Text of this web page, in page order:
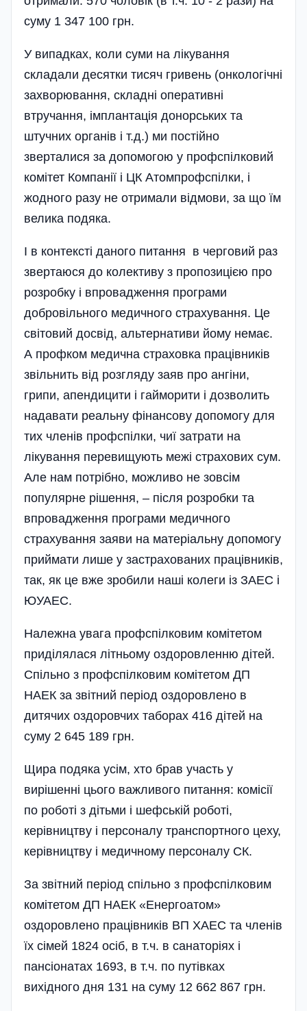
суму 1 347 100 грн.
У випадках, коли суми на лікування
складали десятки тисяч гривень (онкологічні
захворювання, складні оперативні
втручання, імплантація донорських та
штучних органів і т.д.) ми постійно
зверталися за допомогою у профспілковий
комі­тет Компанії і ЦК Атомпрофспілки, і
жодного разу не отримали відмови, за що їм
велика подяка.
І в контексті даного питання в черговий раз
звертаюся до колективу з пропозицією про
розробку і впровадження програми
добровільного медичного страхування. Це
світовий досвід, альтернативи йому немає.
А профком медична страховка працівників
звільнить від розгляду заяв про ангіни,
грипи, апендицити і гайморити і дозволить
надавати реальну фінансову допомогу для
тих членів профспілки, чиї затрати на
лікування перевищують межі страхових сум.
Але нам потрібно, можливо не зовсім
популярне рішення, – після розробки та
впровадження програми медичного
страхування заяви на матеріальну допомогу
приймати лише у застрахованих працівників,
так, як це вже зробили наші колеги із ЗАЕС і
ЮУАЕС.
Належна увага профспілковим комітетом
приділялася літньому оздоровленню дітей.
Спільно з профспілковим комітетом ДП
НАЕК за звітний період оздоровлено в
дитячих оздоровчих таборах 416 дітей на
суму 2 645 189 грн.
Щира подяка усім, хто брав участь у
вирішенні цього важливого питання: комісії
по роботі з дітьми і шефській роботі,
керівництву і персоналу транспортного цеху,
керівництву і медичному персоналу СК.
За звітний період спільно з профспілковим
комітетом ДП НАЕК «Енергоатом»
оздоровлено працівників ВП ХАЕС та членів
їх сімей 1824 осіб, в т.ч. в санаторіях і
пансіонатах 1693, в т.ч. по путівках
вихідного дня 131 на суму 12 662 867 грн.